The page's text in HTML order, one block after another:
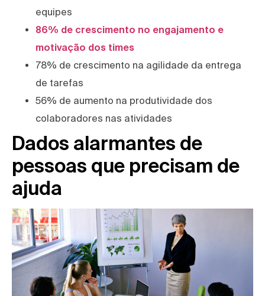
equipes
86% de crescimento no engajamento e
motivação dos times
78% de crescimento na agilidade da entrega
de tarefas
56% de aumento na produtividade dos
colaboradores nas atividades
Dados alarmantes de
pessoas que precisam de
ajuda